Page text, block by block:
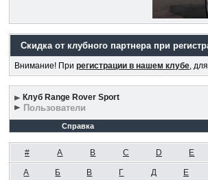
Скидка от клубного партнера при
Внимание! Прирегистрации в нашем клубе,
Клуб Range Rover Sport
Пользователи
Справка
# A B C D E
А Б В Г Д Е